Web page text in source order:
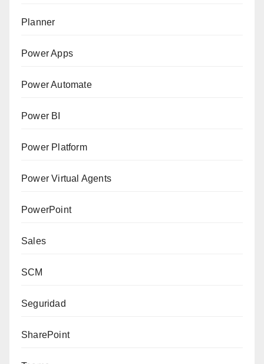
Planner
Power Apps
Power Automate
Power BI
Power Platform
Power Virtual Agents
PowerPoint
Sales
SCM
Seguridad
SharePoint